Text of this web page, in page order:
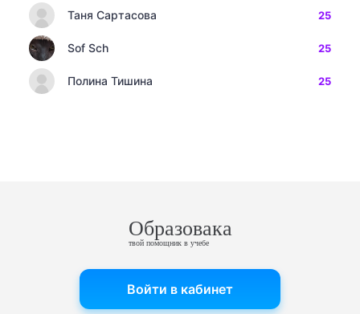
Таня Сартасова 25
Sof Sch 25
Полина Тишина 25
Образовака
твой помощник в учебе
Войти в кабинет